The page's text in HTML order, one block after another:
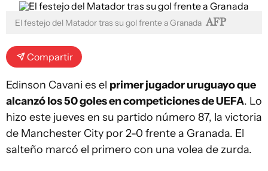
El festejo del Matador tras su gol frente a Granada AFP
Compartir
Edinson Cavani es el primer jugador uruguayo que
alcanzó los 50 goles en competiciones de UEFA. Lo
hizo este jueves en su partido número 87, la victoria
de Manchester City por 2-0 frente a Granada. El
salteño marcó el primero con una volea de zurda.